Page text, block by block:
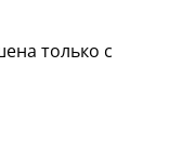
только с